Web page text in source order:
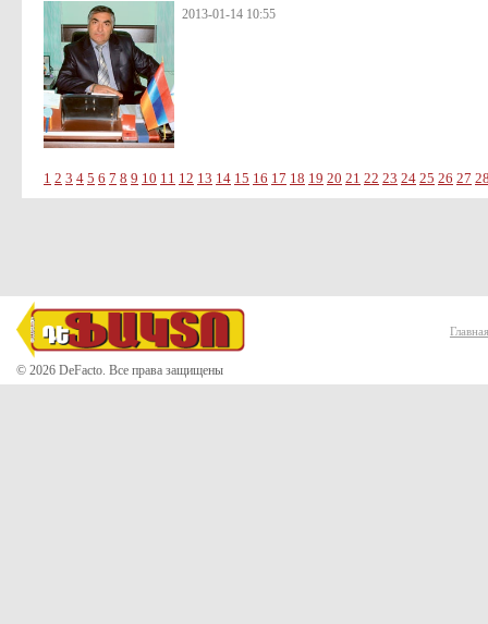
2013-01-14 10:55
1 2 3 4 5 6 7 8 9 10 11 12 13 14 15 16 17 18 19 20 21 22 23 24 25 26 27
© 2026 DeFacto. Все права защищены
Главная